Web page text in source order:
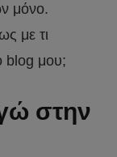
μόνο.
με τι
blog μου;
στην